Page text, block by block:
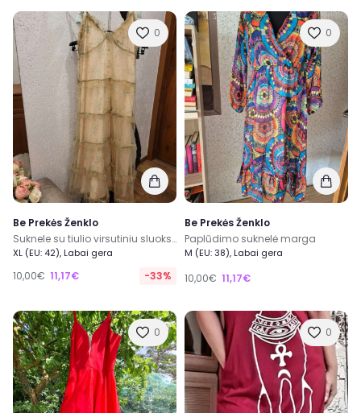
0
Be Prekės Ženklo
Suknele su tiulio virsutiniu sluoksniu
XL (EU: 42), Labai gera
10,00€ 11,17€ -33%
0
Be Prekės Ženklo
Paplūdimo suknelė marga
M (EU: 38), Labai gera
10,00€ 11,17€
0 0